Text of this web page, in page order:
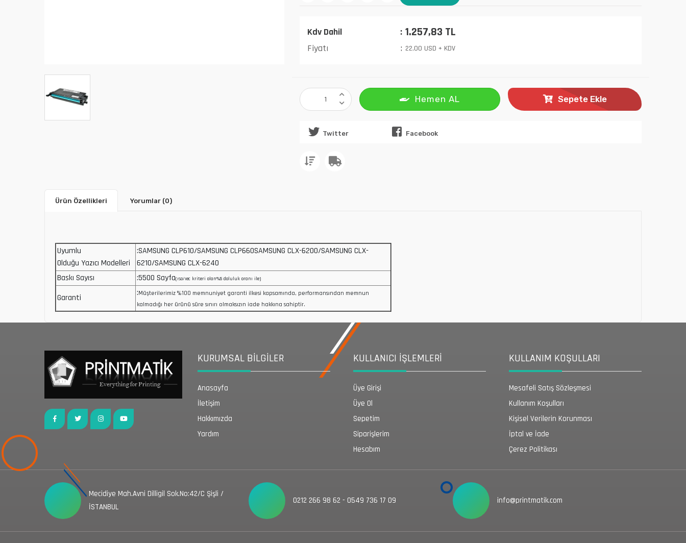
Kdv Dahil 1.257,83 TL
Fiyatı 22,00 USD + KDV
Hemen AL Sepete Ekle
Twitter Facebook
Ürün Özellikleri Yorumlar (0)
Uyumlu
Olduğu Yazıcı Modelleri
:SAMSUNG CLP610/SAMSUNG CLP660SAMSUNG CLX-6200/SAMSUNG CLX-
6210/SAMSUNG CLX-6240
Baskı Sayısı
:5500 Sayfa(ıso/ıec kriteri olan%5 doluluk oranı ile)
Garanti :Müşterilerimiz %100 memnuniyet garanti ilkesi kapsamında, performansından memnun
kalmadığı her ürünü süre sınırı olmaksızın iade hakkına sahiptir.
KURUMSAL BİLGİLER
Anasayfa
İletişim
Hakkımızda
Yardım
KULLANICI İŞLEMLERİ
Üye Girişi
Üye Ol
Sepetim
Siparişlerim
Hesabım
KULLANIM KOŞULLARI
Mesafeli Satış Sözleşmesi
Kullanım Koşulları
Kişisel Verilerin Korunması
İptal ve İade
Çerez Politikası
Mecidiye Mah.Avni Dilligil Sok.No:42/C Şişli /
İSTANBUL
0212 266 98 62 - 0549 736 17 09 info@printmatik.com